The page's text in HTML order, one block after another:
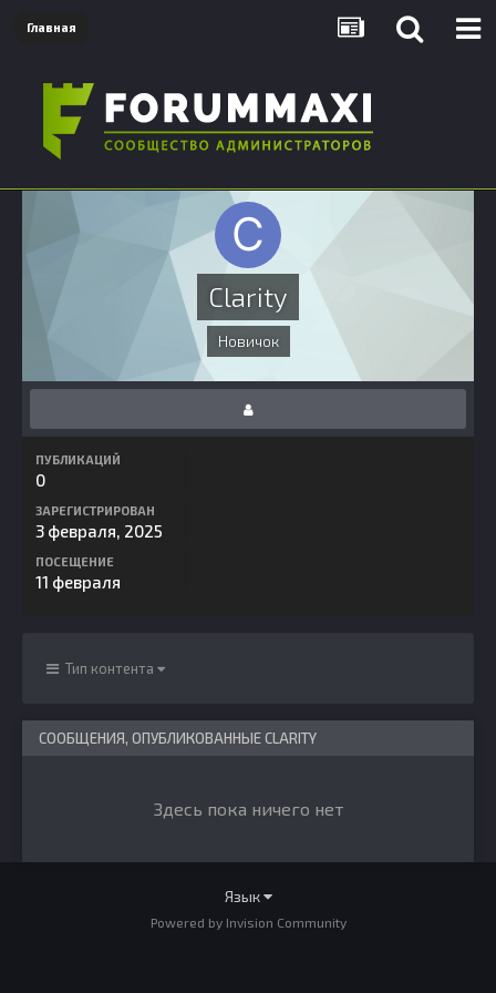
Главная
Clarity
Новичок
ПУБЛИКАЦИЙ
0
ЗАРЕГИСТРИРОВАН
3 февраля, 2025
ПОСЕЩЕНИЕ
11 февраля
Тип контента
СООБЩЕНИЯ, ОПУБЛИКОВАННЫЕ CLARITY
Здесь пока ничего нет
Язык
Powered by Invision Community